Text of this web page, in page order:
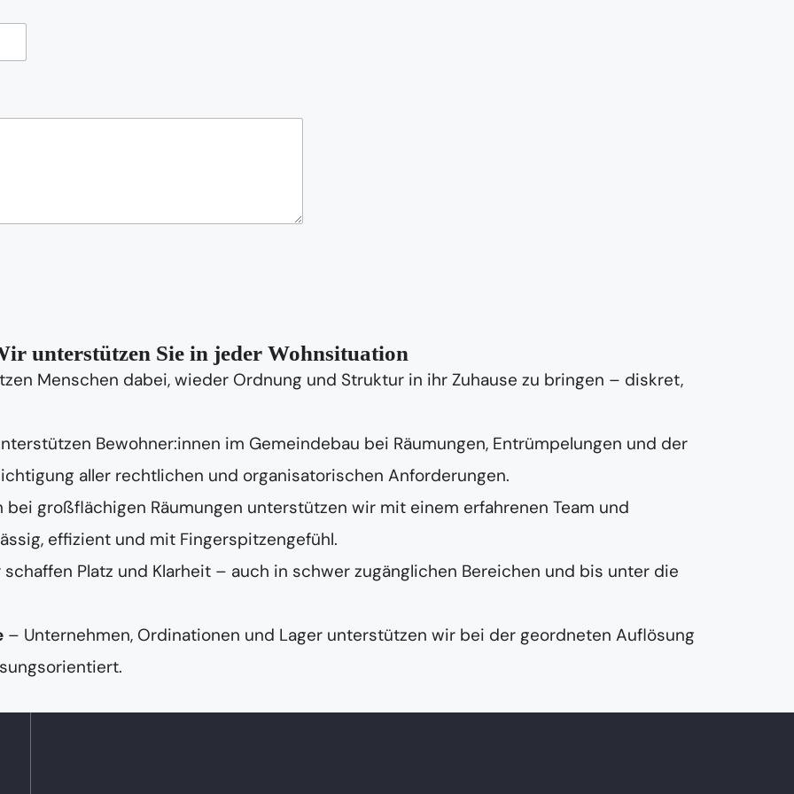
unterstützen Sie in jeder Wohnsituation
Menschen dabei, wieder Ordnung und Struktur in ihr Zuhause zu bringen – diskret,
Bewohner:innen im Gemeindebau bei Räumungen, Entrümpelungen und der
aller rechtlichen und organisatorischen Anforderungen.
bei großflächigen Räumungen unterstützen wir mit einem erfahrenen Team und
effizient und mit Fingerspitzengefühl.
schaffen Platz und Klarheit – auch in schwer zugänglichen Bereichen und bis unter die
– Unternehmen, Ordinationen und Lager unterstützen wir bei der geordneten Auflösung